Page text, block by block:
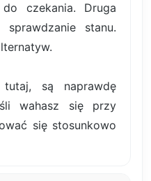
czekania. Druga
stanu.
są naprawdę
wahasz się przy
się stosunkowo